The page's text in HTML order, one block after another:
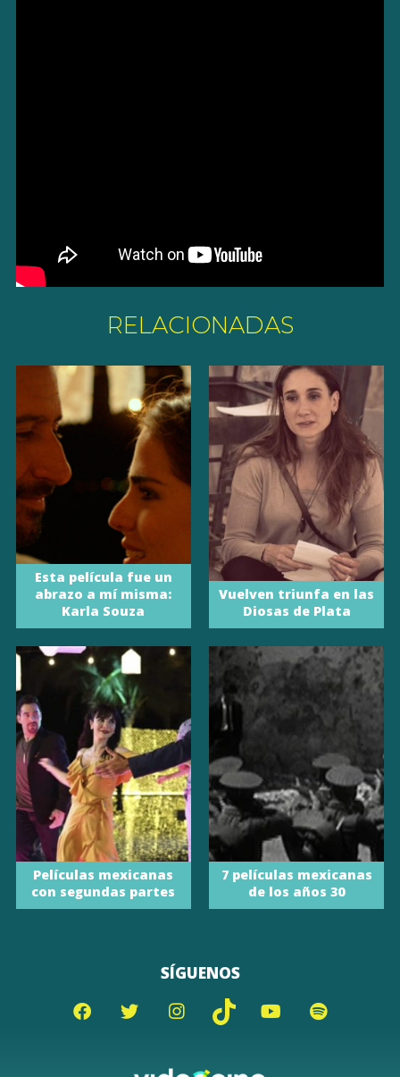
RELACIONADAS
Esta película fue un
abrazo a mí misma:
Karla Souza
Vuelven triunfa en las
Diosas de Plata
Películas mexicanas
con segundas partes
7 películas mexicanas
de los años 30
SÍGUENOS